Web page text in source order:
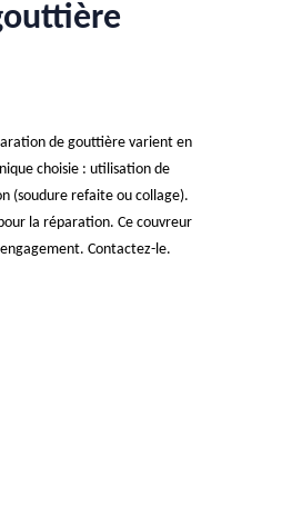
de gouttière varient en
choisie : utilisation de
(soudure refaite ou collage).
la réparation. Ce couvreur
Contactez-le.